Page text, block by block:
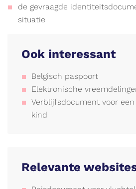
de gevraagde
situatie
Ook interessant
Belgisch paspoort
Elektronische
Verblijfsdocument voor
kind
Relevante